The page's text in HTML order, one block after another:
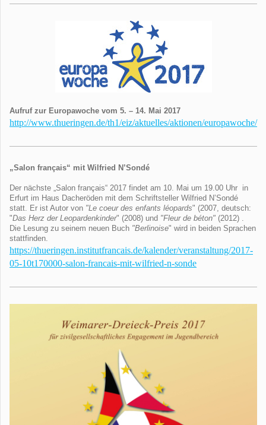
Aufruf zur Europawoche vom 5. – 14. Mai 2017
http://www.thueringen.de/th1/eiz/aktuelles/aktionen/europawoche/
„Salon français“ mit Wilfried N’Sondé
Der nächste „Salon français“ 2017 findet am 10. Mai um 19.00 Uhr in
Erfurt im Haus Dacheröden mit dem Schriftsteller Wilfried N’Sondé
statt. Er ist Autor von "Le coeur des enfants léopards" (2007, deutsch:
"Das Herz der Leopardenkinder" (2008) und "Fleur de béton" (2012) .
Die Lesung zu seinem neuen Buch "Berlinoise" wird in beiden Sprachen
stattfinden.
https://thueringen.institutfrancais.de/kalender/veranstaltung/2017-
05-10t170000-salon-francais-mit-wilfried-n-sonde